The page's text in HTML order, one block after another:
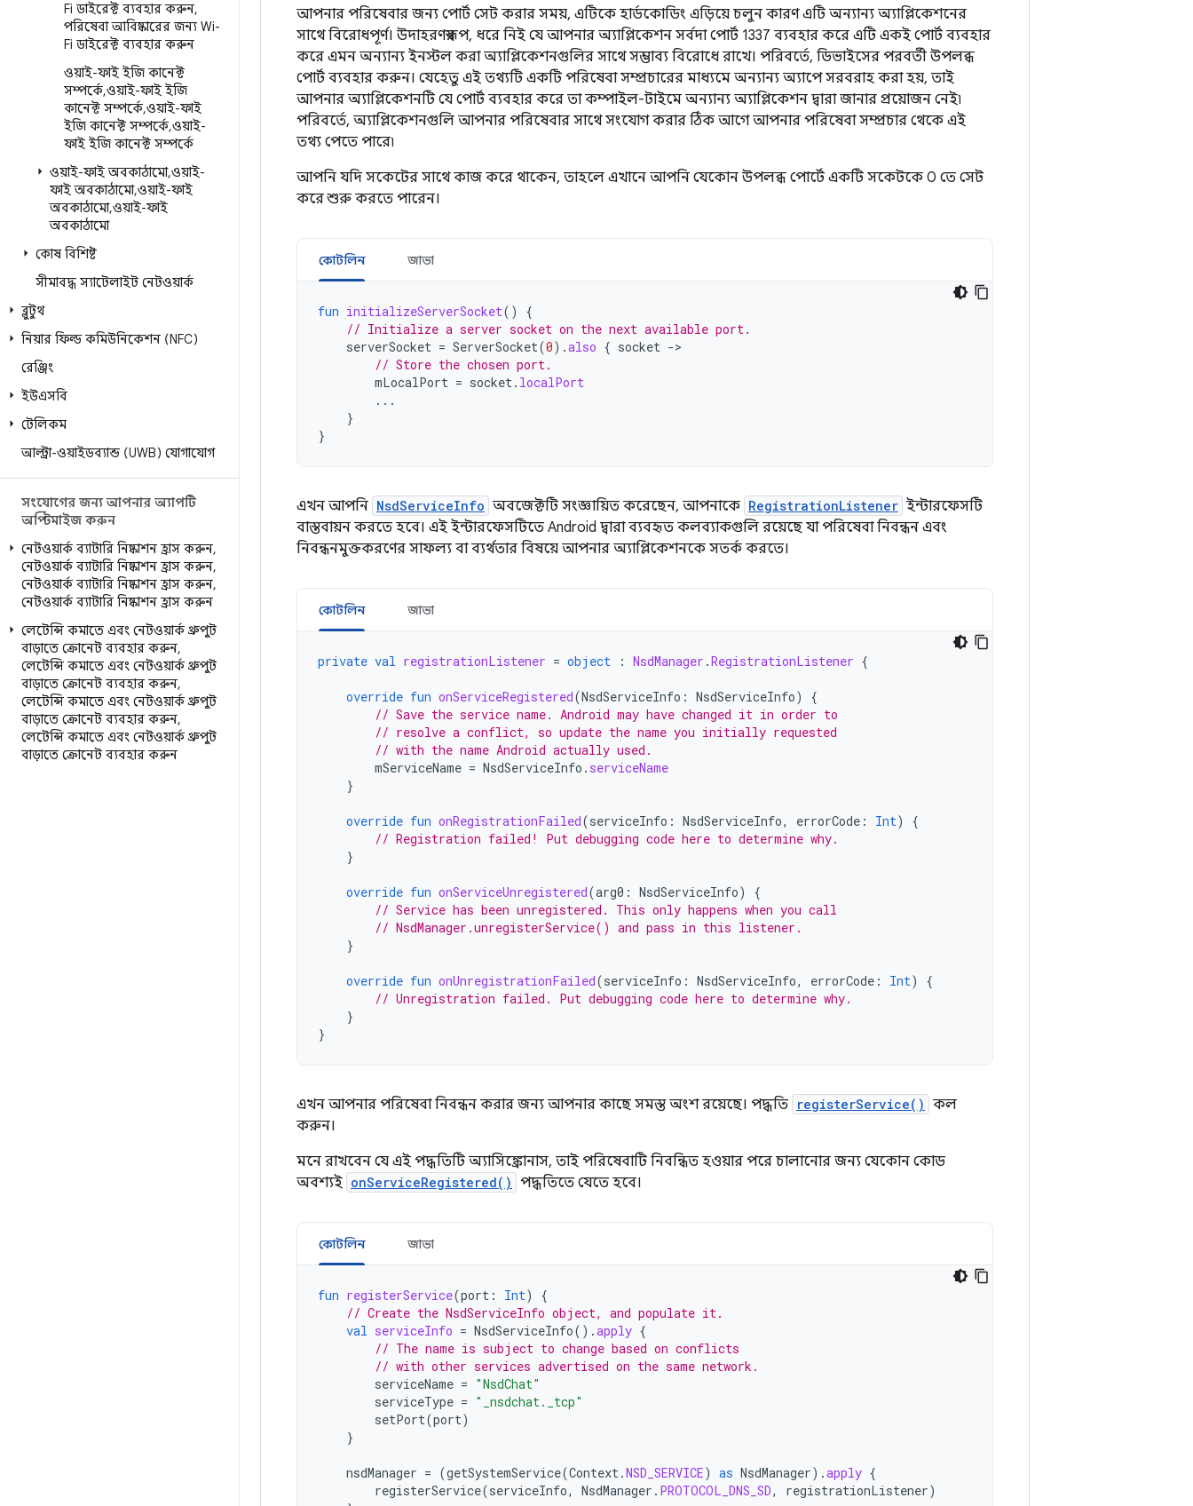
Fi ডাইরেক্ট ব্যবহার করুন,
পরিষেবা আবিষ্কারের জন্য Wi-
Fi ডাইরেক্ট ব্যবহার করুন
ওয়াই-ফাই ইজি কানেক্ট
সম্পর্কে,ওয়াই-ফাই ইজি
কানেক্ট সম্পর্কে,ওয়াই-ফাই
ইজি কানেক্ট সম্পর্কে,ওয়াই-
ফাই ইজি কানেক্ট সম্পর্কে
ওয়াই-ফাই অবকাঠামো,ওয়াই-
ফাই অবকাঠামো,ওয়াই-ফাই
অবকাঠামো,ওয়াই-ফাই
অবকাঠামো
কোষ বিশিষ্ট
সীমাবদ্ধ স্যাটেলাইট নেটওয়ার্ক
ব্লুটুথ
নিয়ার ফিল্ড কমিউনিকেশন (NFC)
রেঞ্জিং
ইউএসবি
টেলিকম
আল্ট্রা-ওয়াইডব্যান্ড (UWB) যোগাযোগ
সংযোগের জন্য আপনার অ্যাপটি
অপ্টিমাইজ করুন
নেটওয়ার্ক ব্যাটারি নিষ্কাশন হ্রাস করুন,
নেটওয়ার্ক ব্যাটারি নিষ্কাশন হ্রাস করুন,
নেটওয়ার্ক ব্যাটারি নিষ্কাশন হ্রাস করুন,
নেটওয়ার্ক ব্যাটারি নিষ্কাশন হ্রাস করুন
লেটেন্সি কমাতে এবং নেটওয়ার্ক থ্রুপুট
বাড়াতে ক্রোনেট ব্যবহার করুন,
লেটেন্সি কমাতে এবং নেটওয়ার্ক থ্রুপুট
বাড়াতে ক্রোনেট ব্যবহার করুন,
লেটেন্সি কমাতে এবং নেটওয়ার্ক থ্রুপুট
বাড়াতে ক্রোনেট ব্যবহার করুন,
লেটেন্সি কমাতে এবং নেটওয়ার্ক থ্রুপুট
বাড়াতে ক্রোনেট ব্যবহার করুন
আপনার পরিষেবার জন্য পোর্ট সেট করার সময়, এটিকে হার্ডকোডিং এড়িয়ে চলুন কারণ এটি অন্যান্য অ্যাপ্লিকেশনের
সাথে বিরোধপূর্ণ। উদাহরণস্বরূপ, ধরে নিই যে আপনার অ্যাপ্লিকেশন সর্বদা পোর্ট 1337 ব্যবহার করে এটি একই পোর্ট ব্যবহার
করে এমন অন্যান্য ইনস্টল করা অ্যাপ্লিকেশনগুলির সাথে সম্ভাব্য বিরোধে রাখে। পরিবর্তে, ডিভাইসের পরবর্তী উপলব্ধ
পোর্ট ব্যবহার করুন। যেহেতু এই তথ্যটি একটি পরিষেবা সম্প্রচারের মাধ্যমে অন্যান্য অ্যাপে সরবরাহ করা হয়, তাই
আপনার অ্যাপ্লিকেশনটি যে পোর্ট ব্যবহার করে তা কম্পাইল-টাইমে অন্যান্য অ্যাপ্লিকেশন দ্বারা জানার প্রয়োজন নেই৷
পরিবর্তে, অ্যাপ্লিকেশনগুলি আপনার পরিষেবার সাথে সংযোগ করার ঠিক আগে আপনার পরিষেবা সম্প্রচার থেকে এই
তথ্য পেতে পারে৷
আপনি যদি সকেটের সাথে কাজ করে থাকেন, তাহলে এখানে আপনি যেকোন উপলব্ধ পোর্টে একটি সকেটকে 0 তে সেট
করে শুরু করতে পারেন।
কোটলিন জাভা
fun initializeServerSocket()
{
// Initialize a server socket on the next available port.
serverSocket = ServerSocket(0).also { socket -
// Store the chosen port.
mLocalPort = socket. localPort
...
}
}
এখন আপনি NsdServiceInfo অবজেক্টটি সংজ্ঞায়িত করেছেন, আপনাকে RegistrationListener ইন্টারফেসটি
বাস্তবায়ন করতে হবে। এই ইন্টারফেসটিতে Android দ্বারা ব্যবহৃত কলব্যাকগুলি রয়েছে যা পরিষেবা নিবন্ধন এবং
নিবন্ধনমুক্তকরণের সাফল্য বা ব্যর্থতার বিষয়ে আপনার অ্যাপ্লিকেশনকে সতর্ক করতে।
কোটলিন জাভা
private val registrationListener = object : NsdManager .RegistrationListener {
override fun onServiceRegistered(NsdServiceInfo : NsdServiceInfo)
{
// Save the service name. Android may have changed it in order to
// resolve a conflict, so update the name you initially requested
// with the name Android actually used.
mServiceName = NsdServiceInfo . serviceName
}
override fun onRegistrationFailed(serviceInfo : NsdServiceInfo, errorCode : Int)
{
// Registration failed! Put debugging code here to determine why.
}
override fun onServiceUnregistered(arg0 : NsdServiceInfo)
{
// Service has been unregistered. This only happens when you call
// NsdManager.unregisterService() and pass in this listener.
}
override fun onUnregistrationFailed(serviceInfo : NsdServiceInfo, errorCode : Int)
{
// Unregistration failed. Put debugging code here to determine why.
}
}
এখন আপনার পরিষেবা নিবন্ধন করার জন্য আপনার কাছে সমস্ত অংশ রয়েছে। পদ্ধতি registerService() কল
করুন।
মনে রাখবেন যে এই পদ্ধতিটি অ্যাসিঙ্ক্রোনাস, তাই পরিষেবাটি নিবন্ধিত হওয়ার পরে চালানোর জন্য যেকোন কোড
অবশ্যই onServiceRegistered() পদ্ধতিতে যেতে হবে।
কোটলিন জাভা
fun registerService(port : Int)
{
// Create the NsdServiceInfo object, and populate it.
val serviceInfo = NsdServiceInfo().apply {
// The name is subject to change based on conflicts
// with other services advertised on the same network.
serviceName = "NsdChat"
serviceType = "_nsdchat._tcp"
setPort(port)
}
nsdManager = (getSystemService(Context.NSD_SERVICE) as NsdManager).apply {
registerService(serviceInfo, NsdManager . PROTOCOL_DNS_SD, registrationListener)